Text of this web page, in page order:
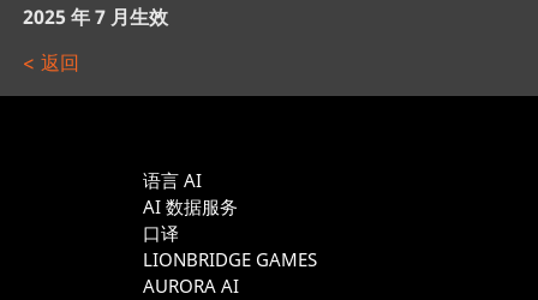
2025 年 7 月生效
< 返回
语言 AI
AI 数据服务
口译
LIONBRIDGE GAMES
AURORA AI